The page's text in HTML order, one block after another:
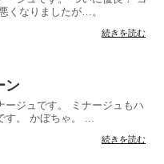
くなりましたが…。
続きを読む
ン
ジュです。 ミナージュもハ
す。 かぼちゃ。 ...
続きを読む